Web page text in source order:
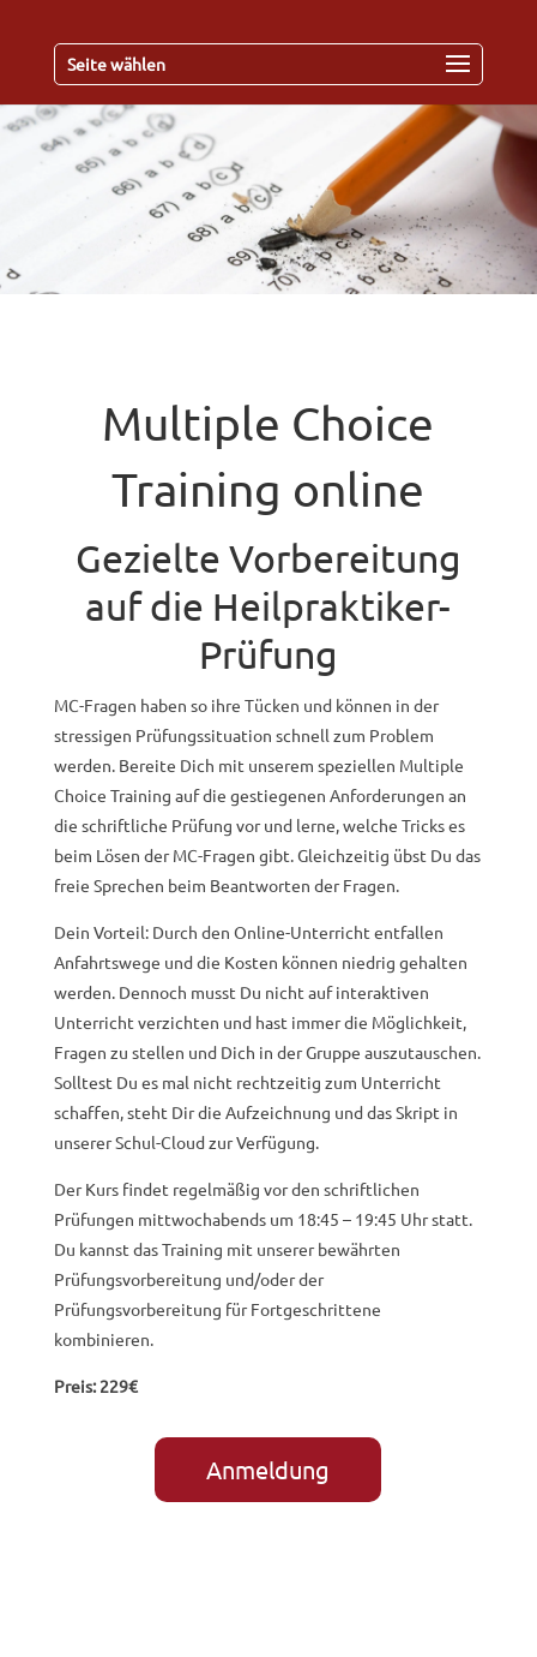
Seite wählen
Multiple Choice
Training online
Gezielte Vorbereitung
auf die Heilpraktiker-
Prüfung
MC-Fragen haben so ihre Tücken und können in der
stressigen Prüfungssituation schnell zum Problem
werden. Bereite Dich mit unserem speziellen Multiple
Choice Training auf die gestiegenen Anforderungen an
die schriftliche Prüfung vor und lerne, welche Tricks es
beim Lösen der MC-Fragen gibt. Gleichzeitig übst Du das
freie Sprechen beim Beantworten der Fragen.
Dein Vorteil: Durch den Online-Unterricht entfallen
Anfahrtswege und die Kosten können niedrig gehalten
werden. Dennoch musst Du nicht auf interaktiven
Unterricht verzichten und hast immer die Möglichkeit,
Fragen zu stellen und Dich in der Gruppe auszutauschen.
Solltest Du es mal nicht rechtzeitig zum Unterricht
schaffen, steht Dir die Aufzeichnung und das Skript in
unserer Schul-Cloud zur Verfügung.
Der Kurs findet regelmäßig vor den schriftlichen
Prüfungen mittwochabends um 18:45 – 19:45 Uhr statt.
Du kannst das Training mit unserer bewährten
Prüfungsvorbereitung und/oder der
Prüfungsvorbereitung für Fortgeschrittene
kombinieren.
Preis: 229€
Anmeldung